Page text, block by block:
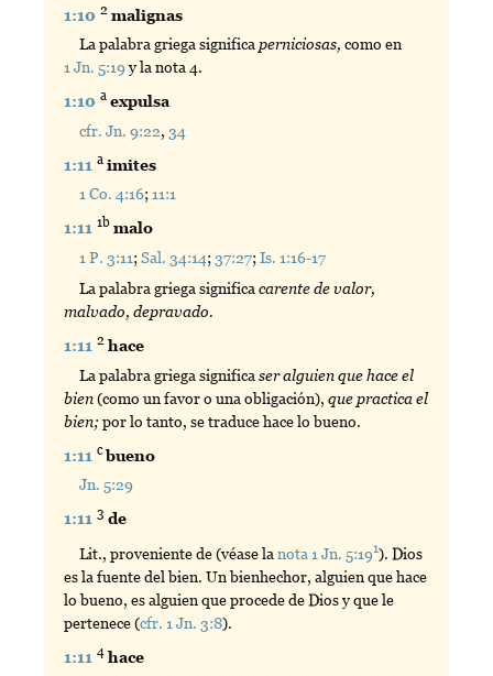
1:102 malignas
La palabra griega significaperniciosas, como en
1 Jn. 5:19y la nota 4.
1:10a expulsa
cfr. Jn. 9:22, 34
1:11a imites
1 Co. 4:16; 11:1
1:111b malo
1 P. 3:11;Sal. 34:14; 37:27;Is. 1:16-17
La palabra griega significacarente de valor,
malvado, depravado.
1:112 hace
La palabra griega significaser alguien que hace el
bien(como un favor o una obligación),que practica el
bien; por lo tanto, se traduce hace lo bueno.
1:11c bueno
Jn. 5:29
1:113 de
Lit., proveniente de (véase lanota 1 Jn. 5:191). Dios
es la fuente del bien. Un bienhechor, alguien que hace
lo bueno, es alguien que procede de Dios y que le
pertenece (cfr. 1 Jn. 3:8).
1:114 hace